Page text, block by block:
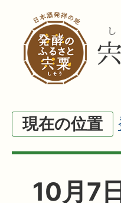
現在の位置
10月7